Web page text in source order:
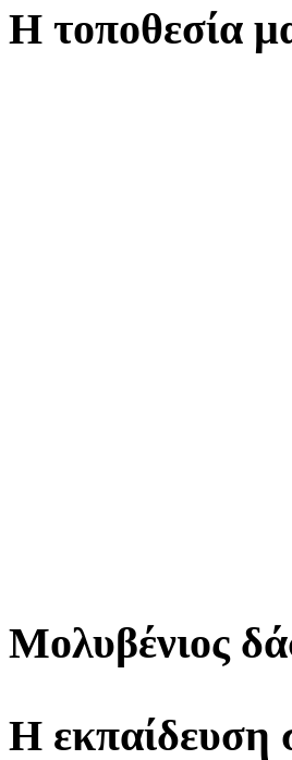
Η τοποθεσία
Μολυβένιος
Η εκπαίδευση